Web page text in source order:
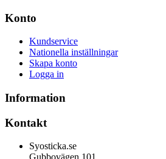
Konto
Kundservice
Nationella inställningar
Skapa konto
Logga in
Information
Kontakt
Syosticka.se